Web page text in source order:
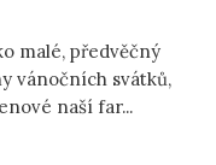
malé, předvěčný
vánočních svátků,
naší far...